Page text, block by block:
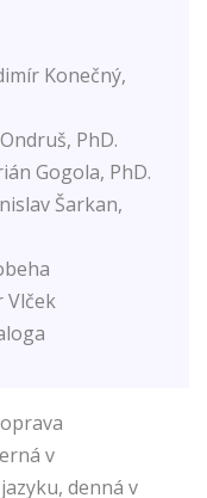
Konečný,
PhD.
Gogola, PhD.
Šarkan,
Vlček
v
denná v